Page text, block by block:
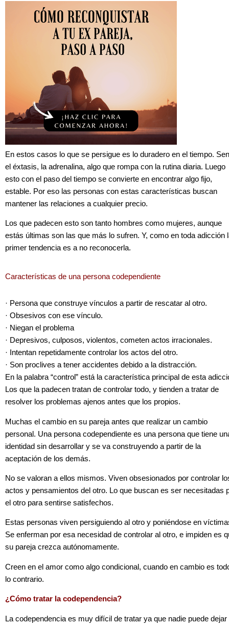
En estos casos lo que se persigue es lo duradero en el tiempo.
el éxtasis, la adrenalina, algo que rompa con la rutina diaria. Luego
esto con el paso del tiempo se convierte en encontrar algo fijo,
estable. Por eso las personas con estas características buscan
mantener las relaciones a cualquier precio.
Los que padecen esto son tanto hombres como mujeres, aunque
estás últimas son las que más lo sufren. Y, como en toda adicción
primer tendencia es a no reconocerla.
Características de una persona codependiente
· Persona que construye vínculos a partir de rescatar al otro.
· Obsesivos con ese vínculo.
· Niegan el problema
· Depresivos, culposos, violentos, cometen actos irracionales.
· Intentan repetidamente controlar los actos del otro.
· Son proclives a tener accidentes debido a la distracción.
En la palabra “control” está la característica principal de esta
Los que la padecen tratan de controlar todo, y tienden a tratar de
resolver los problemas ajenos antes que los propios.
Muchas el cambio en su pareja antes que realizar un cambio
personal. Una persona codependiente es una persona que tiene
identidad sin desarrollar y se va construyendo a partir de la
aceptación de los demás.
No se valoran a ellos mismos. Viven obsesionados por controlar
actos y pensamientos del otro. Lo que buscan es ser necesitadas
el otro para sentirse satisfechos.
Estas personas viven persiguiendo al otro y poniéndose en
Se enferman por esa necesidad de controlar al otro, e impiden es
su pareja crezca autónomamente.
Creen en el amor como algo condicional, cuando en cambio es
lo contrario.
¿Cómo tratar la codependencia?
La codependencia es muy difícil de tratar ya que nadie puede dejar